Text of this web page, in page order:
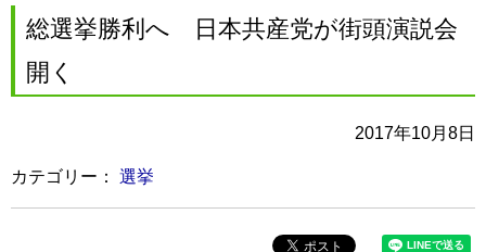
プ
る
ャ
プ
総選挙勝利へ 日本共産党が街頭演説会
開く
2017年10月8日
カテゴリー： 選挙